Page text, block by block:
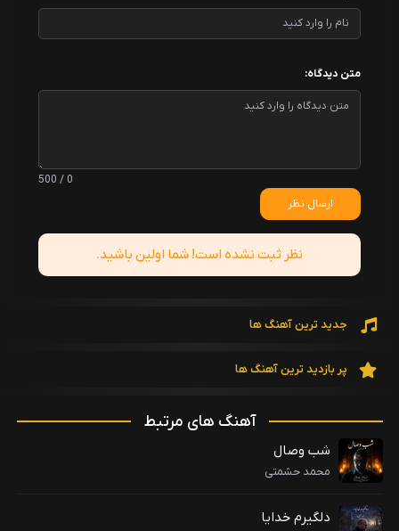
متن دیدگاه:
0 / 500
ارسال نظر
نظر ثبت نشده است! شما اولین باشید.
جدید ترین آهنگ ها
پر بازدید ترین آهنگ ها
آهنگ های مرتبط
شب وصال
محمد حشمتی
دلگیرم خدایا